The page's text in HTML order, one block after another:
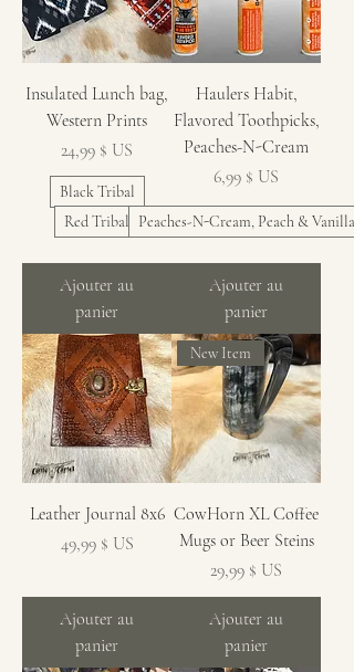
Insulated Lunch bag,
Western Prints
Prix
24,99 $ US
Black Tribal
Red Tribal
Ajouter au
panier
Haulers Habit,
Flavored Toothpicks,
Peaches-N-Cream
Prix
6,99 $ US
Peaches-N-Cream, Peach & Vanilla
Ajouter au
panier
Leather Journal 8x6
Prix
49,99 $ US
Ajouter au
panier
New Item
CowHorn XL Coffee
Mugs or Beer Steins
Prix
29,99 $ US
Ajouter au
panier